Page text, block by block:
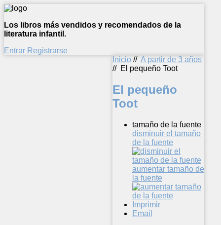
Los libros más vendidos y recomendados de la
literatura infantil.
Entrar Registrarse
Inicio // A partir de 3 años
// El pequeño Toot
El pequeño
Toot
tamaño de la fuente
disminuir el tamaño
de la fuente
aumentar tamaño de
la fuente
Imprimir
Email